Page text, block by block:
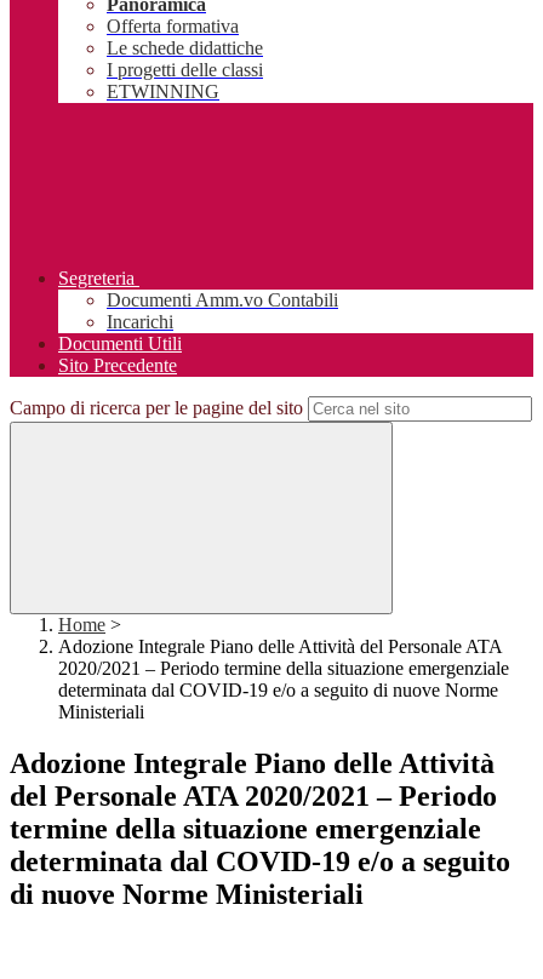
Panoramica
Offerta formativa
Le schede didattiche
I progetti delle classi
ETWINNING
Segreteria
Documenti Amm.vo Contabili
Incarichi
Documenti Utili
Sito Precedente
Campo di ricerca per le pagine del sito
Home >
Adozione Integrale Piano delle Attività del Personale ATA
2020/2021 – Periodo termine della situazione emergenziale
determinata dal COVID-19 e/o a seguito di nuove Norme
Ministeriali
Adozione Integrale Piano delle Attività
del Personale ATA 2020/2021 – Periodo
termine della situazione emergenziale
determinata dal COVID-19 e/o a seguito
di nuove Norme Ministeriali